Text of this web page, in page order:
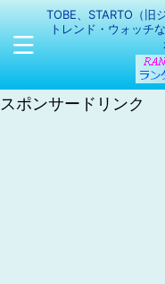
TOBE、STARTO（旧
トレンド・ウォッチ
スポンサードリンク